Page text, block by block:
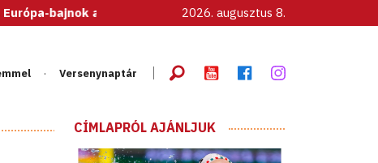
az U20-as női válogatott! 2026. augusztus 8.
Versenynaptár
CÍMLAPRÓL AJÁNLJUK